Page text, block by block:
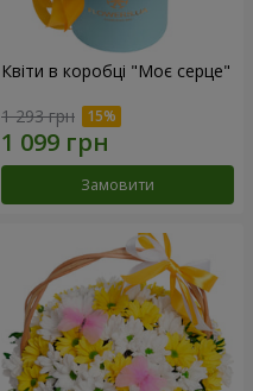
Квіти в коробці "Моє серце"
1 293 грн
Замовити